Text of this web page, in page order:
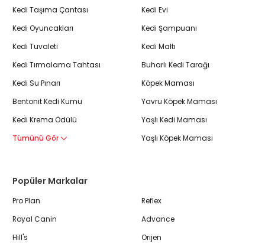
Kedi Taşıma Çantası
Kedi Oyuncakları
Kedi Tuvaleti
Kedi Tırmalama Tahtası
Kedi Su Pınarı
Bentonit Kedi Kumu
Kedi Krema Ödülü
Tümünü Gör
Kedi Evi
Kedi Şampuanı
Kedi Maltı
Buharlı Kedi Tarağı
Köpek Maması
Yavru Köpek Maması
Yaşlı Kedi Maması
Yaşlı Köpek Maması
Popüler Markalar
Pro Plan
Royal Canin
Hill's
Reflex
Advance
Orijen